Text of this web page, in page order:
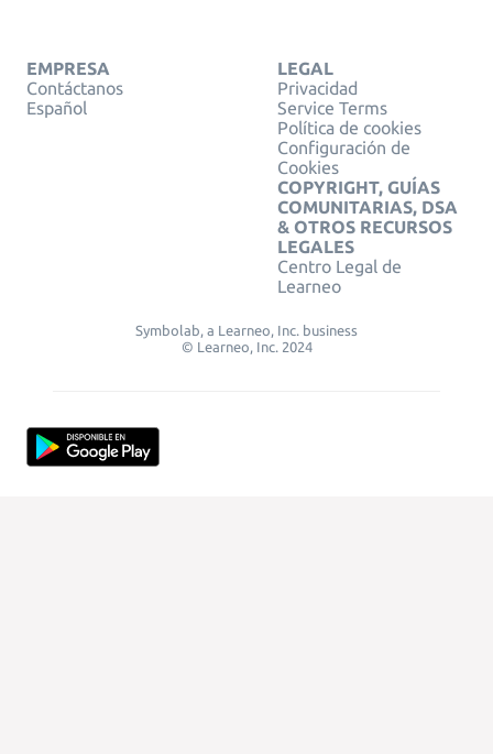
EMPRESA
Contáctanos
Español
LEGAL
Privacidad
Service Terms
Política de cookies
Configuración de
Cookies
COPYRIGHT, GUÍAS
COMUNITARIAS, DSA
& OTROS RECURSOS
LEGALES
Centro Legal de
Learneo
Symbolab, a Learneo, Inc. business
© Learneo, Inc. 2024